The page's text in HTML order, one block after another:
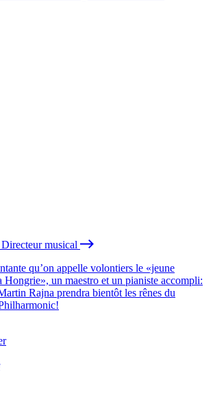
musical
qu’on appelle volontiers le «jeune
Hongrie», un maestro et un pianiste accompli:
Rajna prendra bientôt les rênes du